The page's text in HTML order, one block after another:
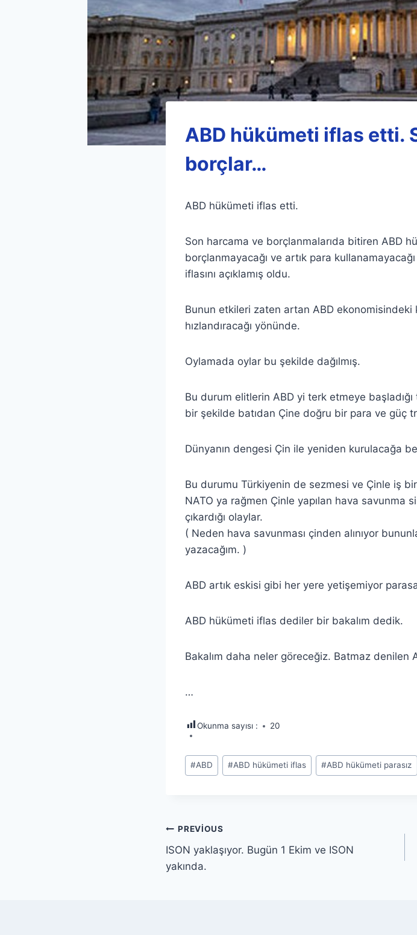
ABD hükümeti iflas etti.
borçlar…
ABD hükümeti iflas etti.
Son harcama ve borçlanmalarıda bitiren ABD
borçlanmayacağı ve artık para
iflasını açıklamış oldu.
Bunun etkileri zaten artan ABD ekonomisindeki
hızlandıracağı yönünde.
Oylamada oylar bu şekilde dağılmış.
Bu durum elitlerin ABD yi terk etmeye
bir şekilde batıdan Çine doğru bir para ve güç
Dünyanın dengesi Çin ile yeniden kurulacağa
Bu durumu Türkiyenin de sezmesi ve Çinle iş
NATO ya rağmen Çinle yapılan hava savunma
çıkardığı olaylar.
( Neden hava savunması çinden alınıyor
yazacağım. )
ABD artık eskisi gibi her yere yetişemiyor
ABD hükümeti iflas dediler bir bakalım dedik.
Bakalım daha neler göreceğiz. Batmaz denilen
…
Okunma sayısı : 20
Post
Tags:
#ABD #ABD hükümeti iflas #ABD hükümeti parasız
Yazı
gezinmesi
PREVIOUS
ISON yaklaşıyor. Bugün 1 Ekim ve ISON
yakında.